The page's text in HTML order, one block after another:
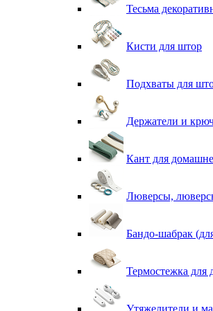
Тесьма
Кисти для штор
Подхваты для
Держатели и
Кант для
Люверсы,
Бандо-шабрак
Термостежка для
Утяжелители и